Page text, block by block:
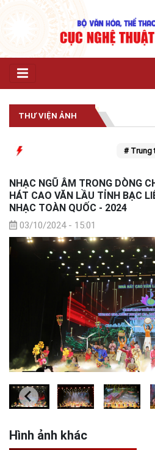
THƯ VIỆN ẢNH
# Trung thu
NHẠC NGŨ ÂM TRONG DÒNG
HÁT CAO VĂN LẦU TỈNH BẠC
NHẠC TOÀN QUỐC - 2024
03/10/2024 - 15:01
Hình ảnh khác